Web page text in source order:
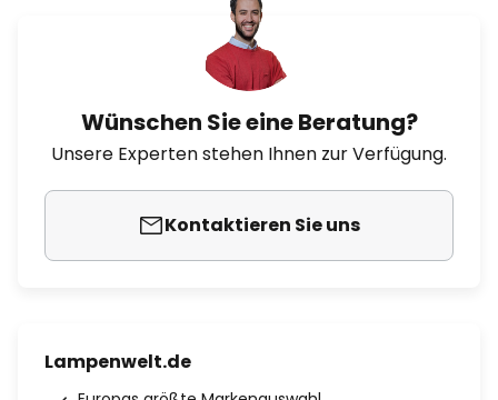
Wünschen Sie eine Beratung?
Unsere Experten stehen Ihnen zur Verfügung.
Kontaktieren Sie uns
Lampenwelt.de